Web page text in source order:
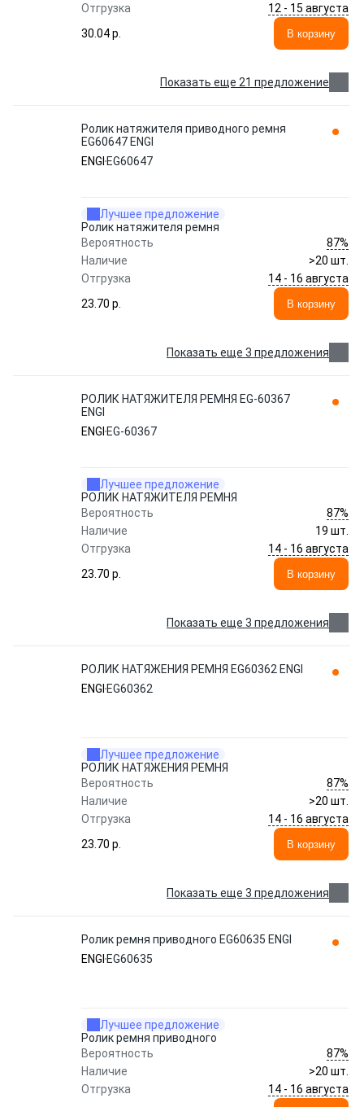
Отгрузка
12 - 15 августа
30.04 p.
В корзину
Показать еще 21 предложение
Ролик натяжителя приводного ремня
EG60647 ENGI
ENGI EG60647
Лучшее предложение
Ролик натяжителя ремня
Вероятность
87%
Наличие
>20 шт.
Отгрузка
14 - 16 августа
23.70 p.
В корзину
Показать еще 3 предложения
РОЛИК НАТЯЖИТЕЛЯ РЕМНЯ EG-60367
ENGI
ENGI EG-60367
Лучшее предложение
РОЛИК НАТЯЖИТЕЛЯ РЕМНЯ
Вероятность
87%
Наличие
19 шт.
Отгрузка
14 - 16 августа
23.70 p.
В корзину
Показать еще 3 предложения
РОЛИК НАТЯЖЕНИЯ РЕМНЯ EG60362 ENGI
ENGI EG60362
Лучшее предложение
РОЛИК НАТЯЖЕНИЯ РЕМНЯ
Вероятность
87%
Наличие
>20 шт.
Отгрузка
14 - 16 августа
23.70 p.
В корзину
Показать еще 3 предложения
Ролик ремня приводного EG60635 ENGI
ENGI EG60635
Лучшее предложение
Ролик ремня приводного
Вероятность
87%
Наличие
>20 шт.
Отгрузка
14 - 16 августа